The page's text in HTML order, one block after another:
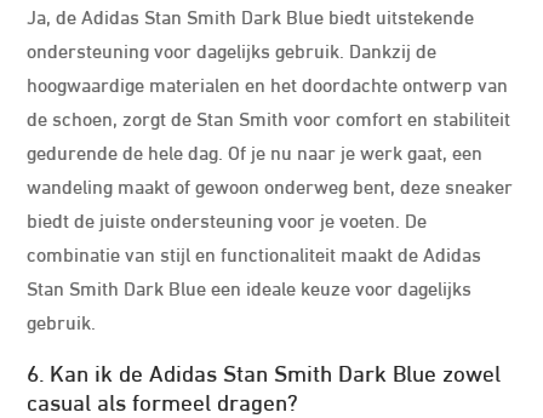
Ja, de Adidas Stan Smith Dark Blue biedt uitstekende
ondersteuning voor dagelijks gebruik. Dankzij de
hoogwaardige materialen en het doordachte ontwerp van
de schoen, zorgt de Stan Smith voor comfort en stabiliteit
gedurende de hele dag. Of je nu naar je werk gaat, een
wandeling maakt of gewoon onderweg bent, deze sneaker
biedt de juiste ondersteuning voor je voeten. De
combinatie van stijl en functionaliteit maakt de Adidas
Stan Smith Dark Blue een ideale keuze voor dagelijks
gebruik.
6. Kan ik de Adidas Stan Smith Dark Blue zowel
casual als formeel dragen?